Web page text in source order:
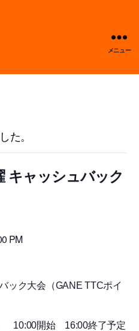
メニュー
た。
キャッシュバック
PM
ック大会（GANE TTCポイ
10:00開始 16:00終了予定